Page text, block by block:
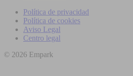
Política de privacidad
Política de cookies
Aviso Legal
Centro legal
© 2026 Empark